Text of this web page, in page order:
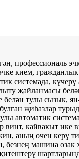
профессиональ
кием,
системада,
җайланмасы
тулы сызык,
җиһазлар
автоматик
винт, кайвакыт ике
аның өчен керү
безнең машина